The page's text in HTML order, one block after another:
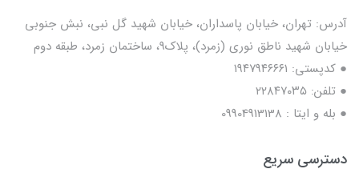
آدرس: تهران، خیابان پاسداران، خیابان شهید گل نبی، نبش جنوبی
خیابان شهید ناطق نوری (زمرد)، پلاک9، ساختمان زمرد، طبقه دوم
● کدپستی: ۱۹۴۷۹۴۶۶۶۱
● تلفن: ٢٢٨۴٧۰۳۵
● بله و ایتا : 09904913138
دسترسی سریع